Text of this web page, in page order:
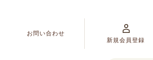
お問い合わせ
新規会員登録